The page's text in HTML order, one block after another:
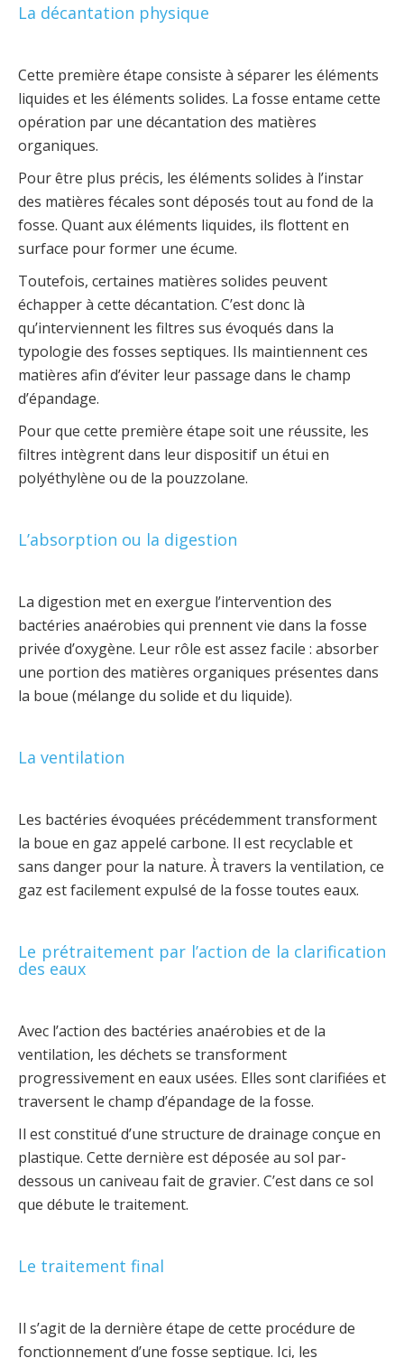
La décantation physique
Cette première étape consiste à séparer les éléments
liquides et les éléments solides. La fosse entame cette
opération par une décantation des matières
organiques.
Pour être plus précis, les éléments solides à l’instar
des matières fécales sont déposés tout au fond de la
fosse. Quant aux éléments liquides, ils flottent en
surface pour former une écume.
Toutefois, certaines matières solides peuvent
échapper à cette décantation. C’est donc là
qu’interviennent les filtres sus évoqués dans la
typologie des fosses septiques. Ils maintiennent ces
matières afin d’éviter leur passage dans le champ
d’épandage.
Pour que cette première étape soit une réussite, les
filtres intègrent dans leur dispositif un étui en
polyéthylène ou de la pouzzolane.
L’absorption ou la digestion
La digestion met en exergue l’intervention des
bactéries anaérobies qui prennent vie dans la fosse
privée d’oxygène. Leur rôle est assez facile : absorber
une portion des matières organiques présentes dans
la boue (mélange du solide et du liquide).
La ventilation
Les bactéries évoquées précédemment transforment
la boue en gaz appelé carbone. Il est recyclable et
sans danger pour la nature. À travers la ventilation, ce
gaz est facilement expulsé de la fosse toutes eaux.
Le prétraitement par l’action de la clarification
des eaux
Avec l’action des bactéries anaérobies et de la
ventilation, les déchets se transforment
progressivement en eaux usées. Elles sont clarifiées et
traversent le champ d’épandage de la fosse.
Il est constitué d’une structure de drainage conçue en
plastique. Cette dernière est déposée au sol par-
dessous un caniveau fait de gravier. C’est dans ce sol
que débute le traitement.
Le traitement final
Il s’agit de la dernière étape de cette procédure de
fonctionnement d’une fosse septique. Ici, les